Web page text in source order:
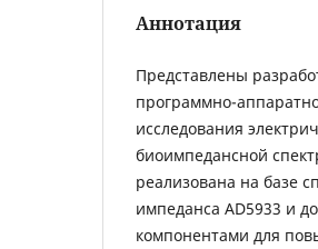
Аннотация
Представлены
программно-
исследования
биоимпедансной
реализована на базе
импеданса AD5933 и
компонентами для